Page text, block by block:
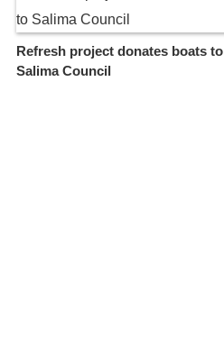
Refresh project donates boats to
Salima Council